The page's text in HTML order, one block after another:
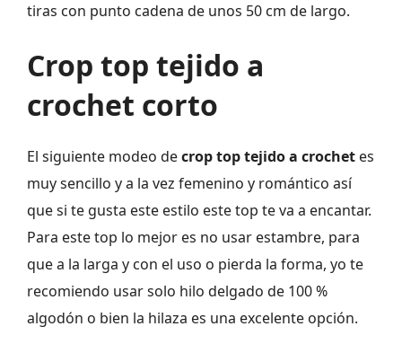
tiras con punto cadena de unos 50 cm de largo.
Crop top tejido a
crochet corto
El siguiente modeo decrop top tejido a crochet es
muy sencillo y a la vez femenino y romántico así
que si te gusta este estilo este top te va a encantar.
Para este top lo mejor es no usar estambre, para
que a la larga y con el uso o pierda la forma, yo te
recomiendo usar solo hilo delgado de 100 %
algodón o bien la hilaza es una excelente opción.